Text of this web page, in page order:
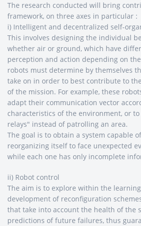
The research conducted will bring
framework, on three axes in particular :
i) Intelligent and decentralized self-
This involves designing the individual
whether air or ground, which have
perception and action depending on
robots must determine by themselves
take on in order to best contribute to
of the mission. For example, these
adapt their communication vector
characteristics of the environment, or
relays" instead of patrolling an area.
The goal is to obtain a system capable
reorganizing itself to face unexpected
while each one has only incomplete
ii) Robot control
The aim is to explore within the
development of reconfiguration
that take into account the health of the
predictions of future failures, thus